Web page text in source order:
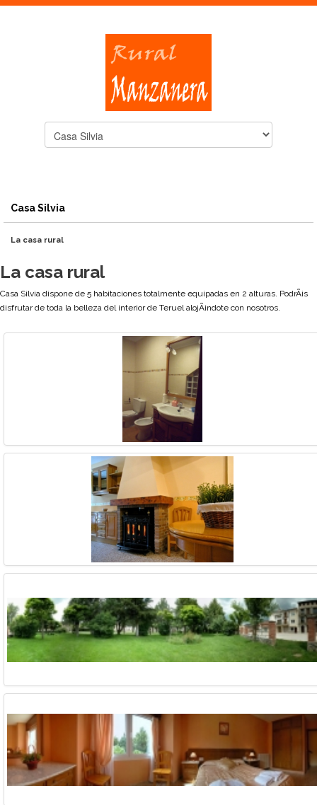
Casa Silvia
La casa rural
La casa rural
Casa Silvia dispone de 5 habitaciones totalmente equipadas en 2 alturas. PodrÃ¡s
disfrutar de toda la belleza del interior de Teruel alojÃ¡ndote con nosotros.